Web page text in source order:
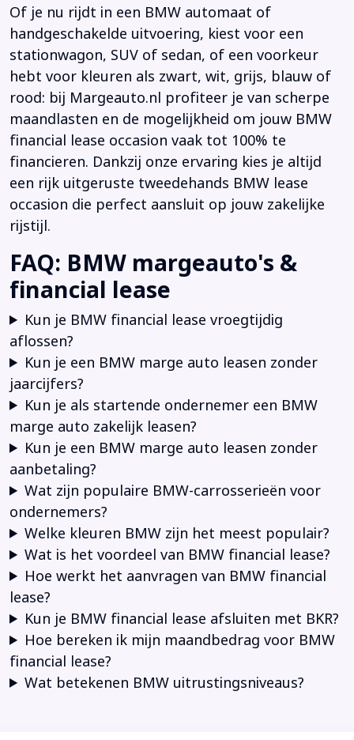
Of je nu rijdt in een BMW automaat of
handgeschakelde uitvoering, kiest voor een
stationwagon, SUV of sedan, of een voorkeur
hebt voor kleuren als zwart, wit, grijs, blauw of
rood: bij Margeauto.nl profiteer je van scherpe
maandlasten en de mogelijkheid om jouw BMW
financial lease occasion vaak tot 100% te
financieren. Dankzij onze ervaring kies je altijd
een rijk uitgeruste tweedehands BMW lease
occasion die perfect aansluit op jouw zakelijke
rijstijl.
FAQ: BMW margeauto's &
financial lease
Kun je BMW financial lease vroegtijdig
aflossen?
Kun je een BMW marge auto leasen zonder
jaarcijfers?
Kun je als startende ondernemer een BMW
marge auto zakelijk leasen?
Kun je een BMW marge auto leasen zonder
aanbetaling?
Wat zijn populaire BMW-carrosserieën voor
ondernemers?
Welke kleuren BMW zijn het meest populair?
Wat is het voordeel van BMW financial lease?
Hoe werkt het aanvragen van BMW financial
lease?
Kun je BMW financial lease afsluiten met BKR?
Hoe bereken ik mijn maandbedrag voor BMW
financial lease?
Wat betekenen BMW uitrustingsniveaus?